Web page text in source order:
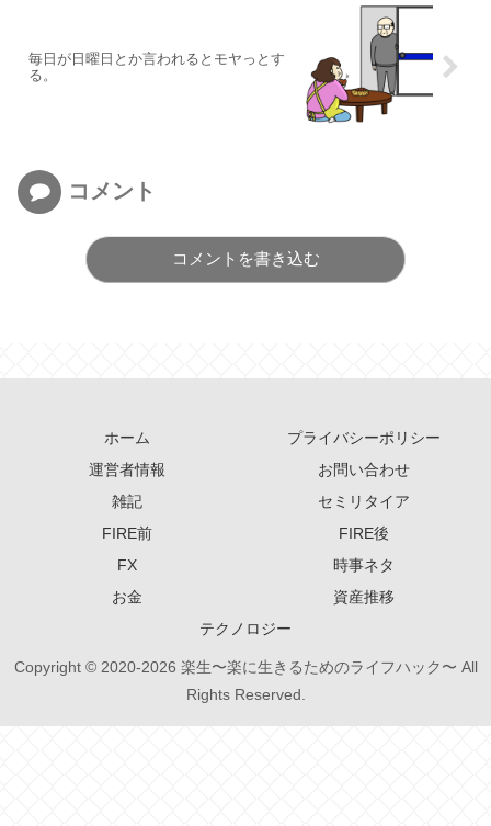
毎日が日曜日とか言われるとモヤっとす
る。
コメント
コメントを書き込む
ホーム
プライバシーポリシー
運営者情報
お問い合わせ
雑記
セミリタイア
FIRE前
FIRE後
FX
時事ネタ
お金
資産推移
テクノロジー
Copyright © 2020-2026 楽生〜楽に生きるためのライフハック〜 All
Rights Reserved.